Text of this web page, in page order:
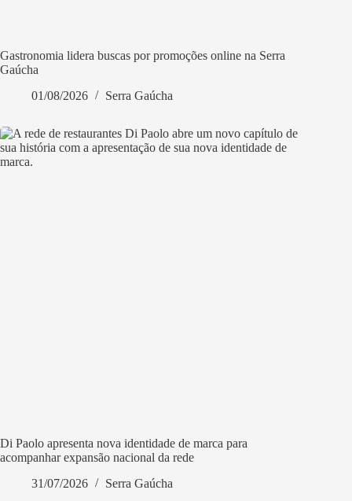
Gastronomia lidera buscas por promoções online na Serra
Gaúcha
01/08/2026
Serra Gaúcha
Di Paolo apresenta nova identidade de marca para
acompanhar expansão nacional da rede
31/07/2026
Serra Gaúcha